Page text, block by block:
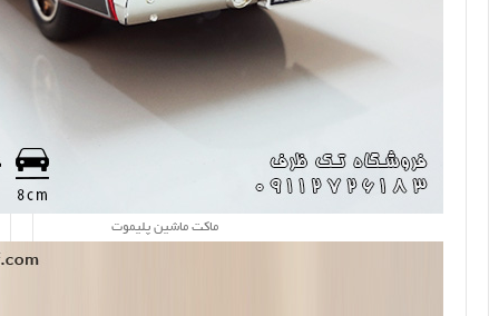
ماکت ماشین پلیموت